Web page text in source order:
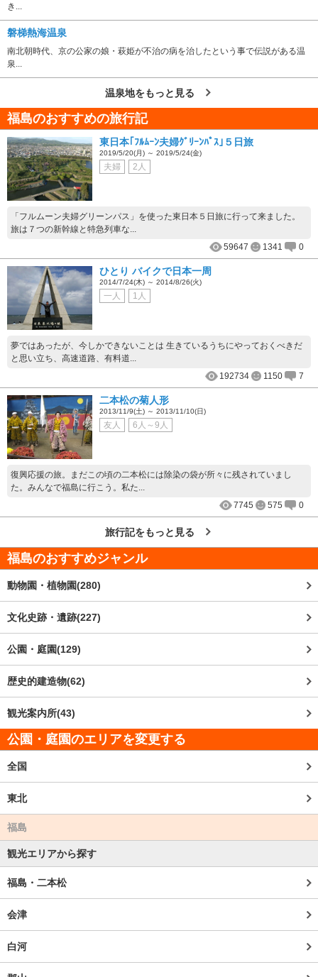
き...
磐梯熱海温泉
南北朝時代、京の公家の娘・萩姫が不治の病を治したという事で伝説がある温
泉...
温泉地をもっと見る
福島のおすすめの旅行記
東日本｢ﾌﾙﾑｰﾝ夫婦ｸﾞﾘｰﾝﾊﾟｽ｣５日旅
2019/5/20(月) ～ 2019/5/24(金)
夫婦 2人
「フルムーン夫婦グリーンパス」を使った東日本５日旅に行って来ました。
旅は７つの新幹線と特急列車な...
59647
1341 0
ひとり バイクで日本一周
2014/7/24(木) ～ 2014/8/26(火)
一人 1人
夢ではあったが、今しかできないことは 生きているうちにやっておくべきだ
と思い立ち、高速道路、有料道...
192734
1150 7
二本松の菊人形
2013/11/9(土) ～ 2013/11/10(日)
友人 6人～9人
復興応援の旅。まだこの頃の二本松には除染の袋が所々に残されていまし
た。みんなで福島に行こう。私た...
7745
575 0
旅行記をもっと見る
福島のおすすめジャンル
動物園・植物園(280)
文化史跡・遺跡(227)
公園・庭園(129)
歴史的建造物(62)
観光案内所(43)
公園・庭園のエリアを変更する
全国
東北
福島
観光エリアから探す
福島・二本松
会津
白河